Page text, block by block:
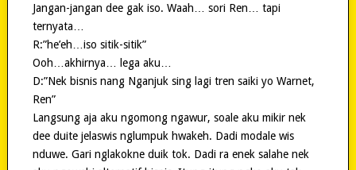
Jangan-jangan dee gak iso. Waah… sori Ren… tapi
ternyata…
R:”he’eh…iso sitik-sitik”
Ooh…akhirnya… lega aku…
D:”Nek bisnis nang Nganjuk sing lagi tren saiki yo Warnet,
Ren”
Langsung aja aku ngomong ngawur, soale aku mikir nek
dee duite jelaswis nglumpuk hwakeh. Dadi modale wis
nduwe. Gari nglakokne duik tok. Dadi ra enek salahe nek